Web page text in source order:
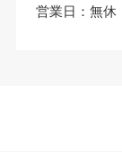
営業日：無休